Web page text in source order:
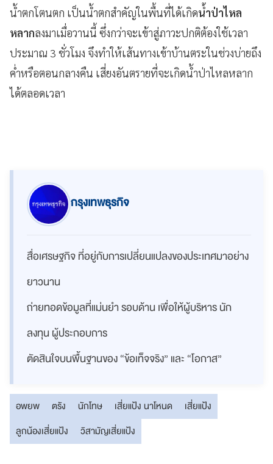
น้ำตกโตนตก เป็นน้ำตกสำคัญในพื้นที่ได้เกิดน้ำป่าไหล
หลากลงมาเมื่อวานนี้ ซึ่งกว่าจะเข้าสู่ภาวะปกติต้องใช้เวลา
ประมาณ 3 ชั่วโมง จึงทำให้เส้นทางเข้าบ้านตระในช่วงบ่ายถึง
ค่ำหรือตอนกลางคืน เสี่ยงอันตรายที่จะเกิดน้ำป่าไหลหลาก
ได้ตลอดเวลา
กรุงเทพธุรกิจ
สื่อเศรษฐกิจ ที่อยู่กับการเปลี่ยนแปลงของประเทศมาอย่าง
ยาวนาน
ถ่ายทอดข้อมูลที่แม่นยำ รอบด้าน เพื่อให้ผู้บริหาร นัก
ลงทุน ผู้ประกอบการ
ตัดสินใจบนพื้นฐานของ “ข้อเท็จจริง” และ “โอกาส”
อพยพ ตรัง นักโทษ เสี่ยแป้ง นาโหนด
เสี่ยแป้ง
ลูกน้องเสี่ยแป้ง
วิสามัญเสี่ยแป้ง